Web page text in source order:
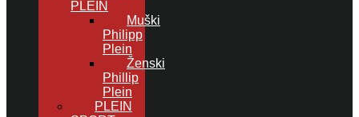
PLEIN
Muški
Philipp
Plein
Ženski
Phillip
Plein
PLEIN